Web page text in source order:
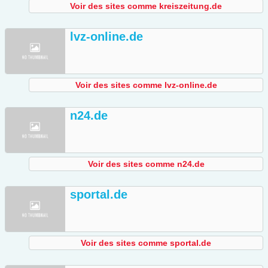
Voir des sites comme kreiszeitung.de
lvz-online.de
Voir des sites comme lvz-online.de
n24.de
Voir des sites comme n24.de
sportal.de
Voir des sites comme sportal.de